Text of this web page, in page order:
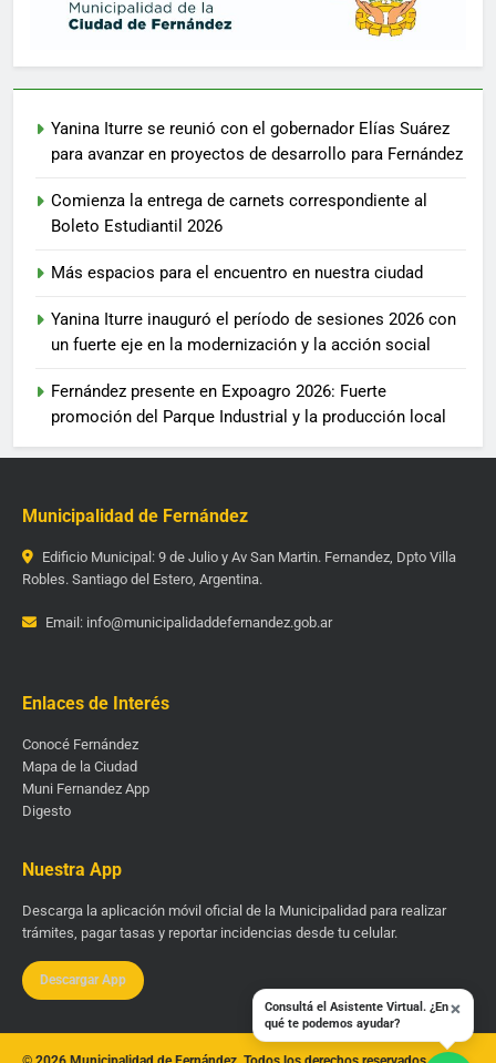
Yanina Iturre se reunió con el gobernador Elías Suárez
para avanzar en proyectos de desarrollo para Fernández
Comienza la entrega de carnets correspondiente al
Boleto Estudiantil 2026
Más espacios para el encuentro en nuestra ciudad
Yanina Iturre inauguró el período de sesiones 2026 con
un fuerte eje en la modernización y la acción social
Fernández presente en Expoagro 2026: Fuerte
promoción del Parque Industrial y la producción local
Municipalidad de Fernández
Edificio Municipal: 9 de Julio y Av San Martin. Fernandez, Dpto Villa
Robles. Santiago del Estero, Argentina.
Email: info@municipalidaddefernandez.gob.ar
Enlaces de Interés
Conocé Fernández
Mapa de la Ciudad
Muni Fernandez App
Digesto
Nuestra App
Descarga la aplicación móvil oficial de la Municipalidad para realizar
trámites, pagar tasas y reportar incidencias desde tu celular.
Descargar App
Consultá el Asistente Virtual. ¿En
qué te podemos ayudar?
×